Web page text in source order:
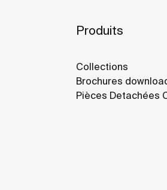
Produits
Collections
Brochures
Pièces Detachées